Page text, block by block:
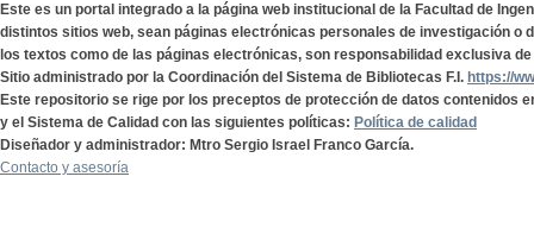
Este es un portal integrado a la página web institucional de la Facultad de
distintos sitios web, sean páginas electrónicas personales de investigación o
los textos como de las páginas electrónicas, son responsabilidad exclusiva
Sitio administrado por la Coordinación del Sistema de Bibliotecas F.I. https://
Este repositorio se rige por los preceptos de protección de datos contenidos
y el Sistema de Calidad con las siguientes políticas: Política de calidad
Diseñador y administrador: Mtro Sergio Israel Franco García.
Contacto y asesoría